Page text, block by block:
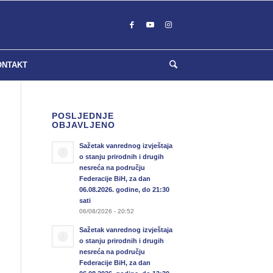
POSLJEDNJE
OBJAVLJENO
Sažetak vanrednog izvještaja
o stanju prirodnih i drugih
nesreća na području
Federacije BiH, za dan
06.08.2026. godine, do 21:30
sati
06/08/2026 - 20:52
Sažetak vanrednog izvještaja
o stanju prirodnih i drugih
nesreća na području
Federacije BiH, za dan